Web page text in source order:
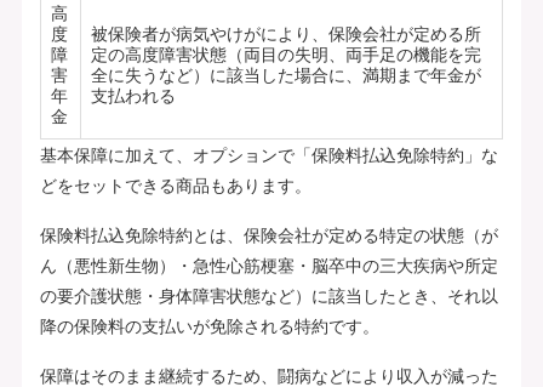
高
度
障
害
年
金
被保険者が病気やけがにより、保険会社が定める所
定の高度障害状態（両目の失明、両手足の機能を完
全に失うなど）に該当した場合に、満期まで年金が
支払われる
基本保障に加えて、オプションで「保険料払込免除特約」な
どをセットできる商品もあります。
保険料払込免除特約とは、保険会社が定める特定の状態（が
ん（悪性新生物）・急性心筋梗塞・脳卒中の三大疾病や所定
の要介護状態・身体障害状態など）に該当したとき、それ以
降の保険料の支払いが免除される特約です。
保障はそのまま継続するため、闘病などにより収入が減った